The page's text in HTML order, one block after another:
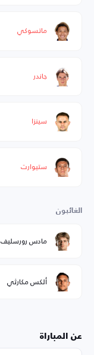
ماتسوكي
جاندر
سينزا
ستيوارت
الغائبون
مادس رورسليف
ألكس مكارثي
عن المباراة